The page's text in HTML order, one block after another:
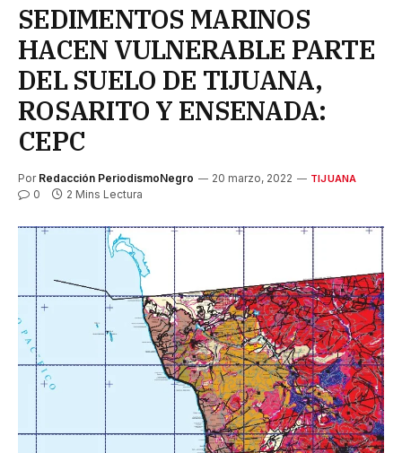
SEDIMENTOS MARINOS
HACEN VULNERABLE PARTE
DEL SUELO DE TIJUANA,
ROSARITO Y ENSENADA:
CEPC
Por Redacción PeriodismoNegro 20 marzo, 2022 TIJUANA
0 2 Mins Lectura